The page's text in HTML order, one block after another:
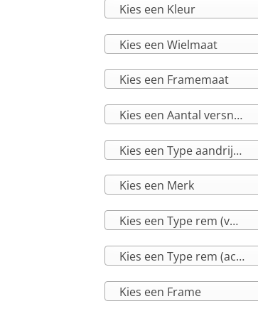
Kies een Kleur
Kies een Wielmaat
Kies een Framemaat
Kies een Aantal versnellingen
Kies een Type aandrijving
Kies een Merk
Kies een Type rem (voor)
Kies een Type rem (achter)
Kies een Frame